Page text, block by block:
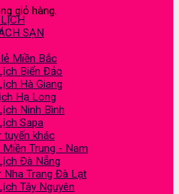
giỏ hàng.
SẠN
Miền Bắc
Biển Đảo
Hà Giang
Hạ Long
Ninh Bình
Sapa
tuyến khác
Miền Trung - Nam
Đà Nẵng
Nha Trang Đà Lạt
Tây Nguyên